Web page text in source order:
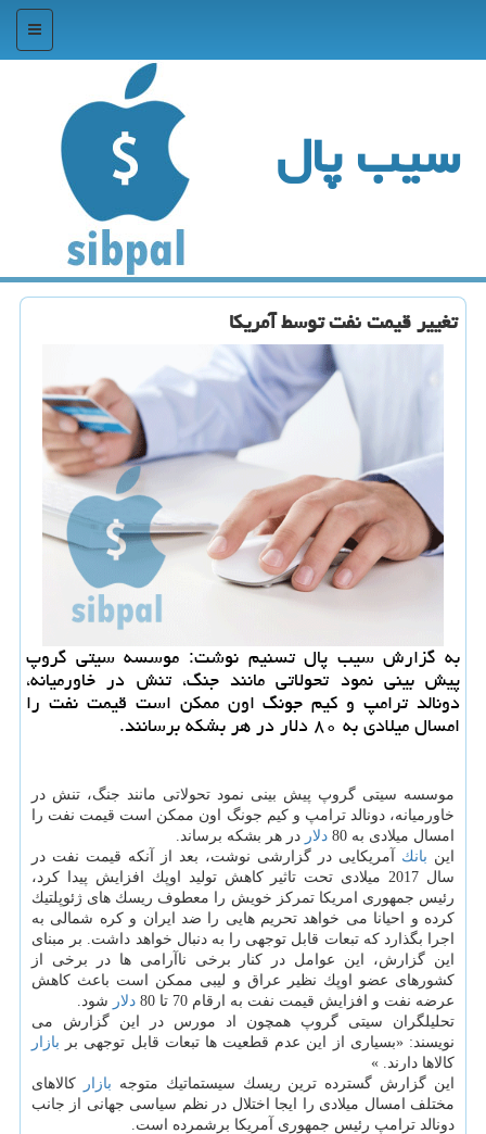
منو
سیب پال
تغییر قیمت نفت توسط آمریكا
به گزارش سیب پال تسنیم نوشت: موسسه سیتی گروپ
پیش بینی نمود تحولاتی مانند جنگ، تنش در خاورمیانه،
دونالد ترامپ و كیم جونگ اون ممكن است قیمت نفت را
امسال میلادی به ۸۰ دلار در هر بشكه برسانند.
موسسه سیتی گروپ پیش بینی نمود تحولاتی مانند جنگ، تنش در
خاورمیانه، دونالد ترامپ و كیم جونگ اون ممكن است قیمت نفت را
امسال میلادی به 80
دلار در هر بشكه برساند.
این بانك آمریكایی در گزارشی نوشت، بعد از آنكه قیمت نفت در
سال 2017 میلادی تحت تاثیر كاهش تولید اوپك افزایش پیدا كرد،
رئیس جمهوری امریكا تمركز خویش را معطوف ریسك های ژئوپلتیك
كرده و احیانا می خواهد تحریم هایی را ضد ایران و كره شمالی به
اجرا بگذارد كه تبعات قابل توجهی را به دنبال خواهد داشت. بر مبنای
این گزارش، این عوامل در كنار برخی ناآرامی ها در برخی از
كشورهای عضو اوپك نظیر عراق و لیبی ممكن است باعث كاهش
عرضه نفت و افزایش قیمت نفت به ارقام 70 تا 80
دلار شود.
تحلیلگران سیتی گروپ همچون اد مورس در این گزارش می
نویسند: «بسیاری از این عدم قطعیت ها تبعات قابل توجهی بر بازار
كالاها دارند. »
این گزارش گسترده ترین ریسك سیستماتیك متوجه بازار
كالاهای
مختلف امسال میلادی را ایجا اختلال در نظم سیاسی جهانی از جانب
دونالد ترامپ رئیس جمهوری آمریكا برشمرده است.